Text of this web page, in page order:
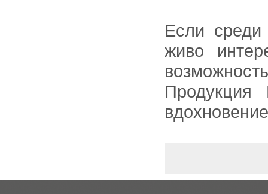
Если среди
живо